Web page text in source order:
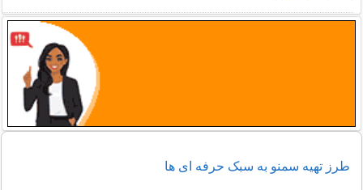
طرز تهیه سمنو به سبک حرفه ای ها